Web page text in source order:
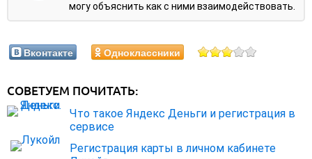
могу объяснить как с ними взаимодействовать.
Вконтакте Одноклассники
СОВЕТУЕМ ПОЧИТАТЬ:
Что такое Яндекс Деньги и регистрация в
сервисе
Регистрация карты в личном кабинете